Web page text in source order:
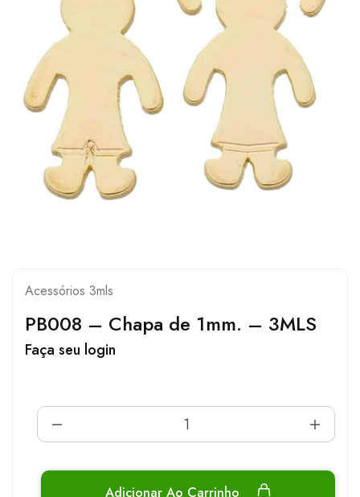
Acessórios 3mls
PB008 – Chapa de 1mm. – 3MLS
Faça seu login
Adicionar Ao Carrinho